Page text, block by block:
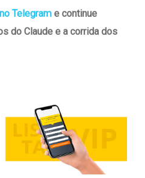
Telegram e continue
do Claude e a corrida dos